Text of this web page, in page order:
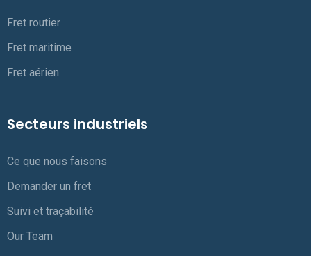
Fret routier
Fret maritime
Fret aérien
Secteurs industriels
Ce que nous faisons
Demander un fret
Suivi et traçabilité
Our Team